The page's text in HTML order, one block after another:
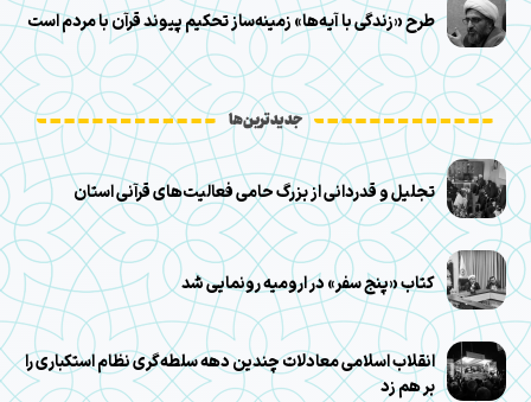
طرح «زندگی با آیه‌ها» زمینه‌ساز تحکیم پیوند قرآن با مردم است
جدیدترین‌ها
تجلیل و قدردانی از بزرگ حامی فعالیت‌های قرآنی استان
کتاب «پنج سفر» در ارومیه رونمایی شد
انقلاب اسلامی معادلات چندین دهه سلطه‌گری نظام استکباری را
بر هم زد